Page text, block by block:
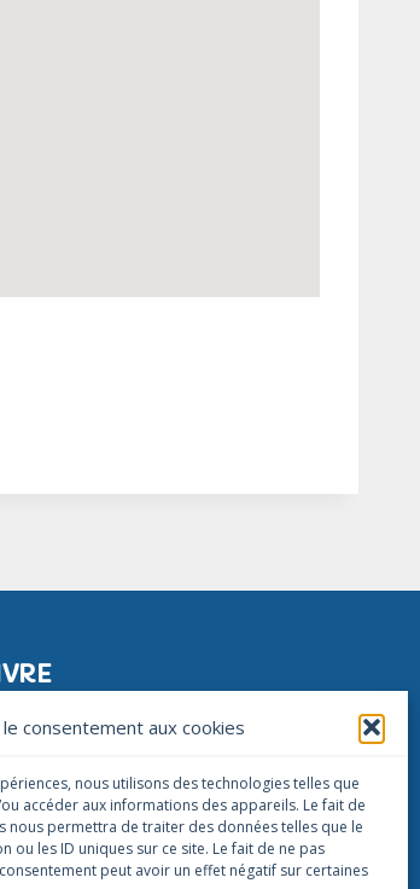
consentement aux cookies
nous utilisons des technologies telles que
accéder aux informations des appareils. Le fait de
nous permettra de traiter des données telles que le
ou les ID uniques sur ce site. Le fait de ne pas
peut avoir un effet négatif sur certaines